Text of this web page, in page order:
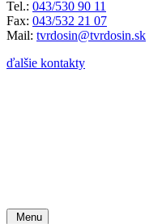
Tel.: 043/530 90 11
Fax: 043/532 21 07
Mail: tvrdosin@tvrdosin.sk
ďalšie kontakty
Menu